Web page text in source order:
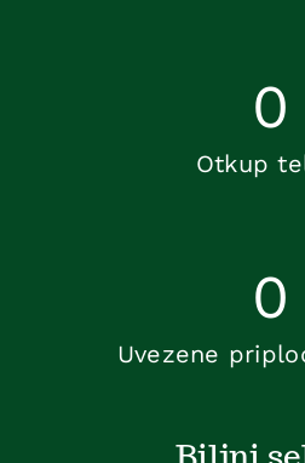
0
Otkup
0
Uvezene